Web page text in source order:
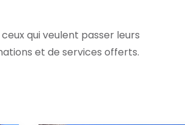
qui veulent passer leurs
et de services offerts.